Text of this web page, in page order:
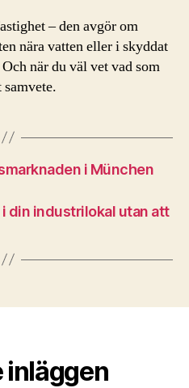
– den avgör om
nära vatten eller i skyddat
när du väl vet vad som
i München
din industrilokal utan att
inläggen